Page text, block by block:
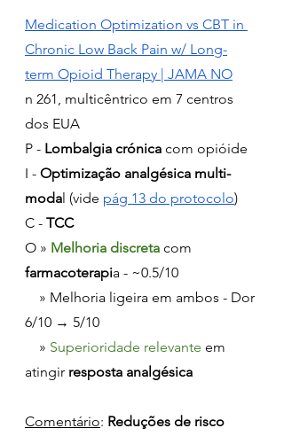
Medication Optimization vs CBT in
Chronic Low Back Pain w/ Long-
term Opioid Therapy | JAMA NO
n 261, multicêntrico em 7 centros
dos EUA
P - Lombalgia crónica com opióide
I - Optimização analgésica multi-
modal (vide pág 13 do protocolo)
C - TCC
O » Melhoria discreta com
farmacoterapia - ~0.5/10
6/10 → 5/10
    »
Superioridade relevante em
atingir resposta analgésica
Comentário: Reduções de risco